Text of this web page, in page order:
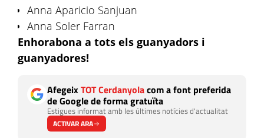
Anna Aparicio Sanjuan
Anna Soler Farran
Enhorabona a tots els guanyadors i
guanyadores!
AfegeixTOT Cerdanyolacom a font preferida
de Google de forma gratuïta
Estigues informat amb les últimes notícies d'actualitat
ACTIVAR ARA